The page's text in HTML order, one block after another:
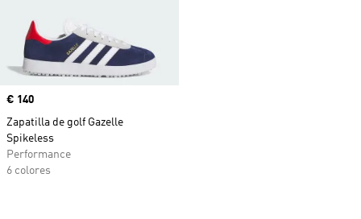
Precio
€ 140
Zapatilla de golf Gazelle
Spikeless
Performance
6 colores